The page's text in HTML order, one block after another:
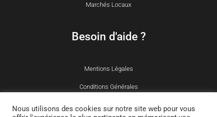
Marchés Locaux
Besoin d'aide ?
Mentions Légales
Conditions Générales
Politique des cookies
Nous utilisons des cookies sur notre site web pour vous